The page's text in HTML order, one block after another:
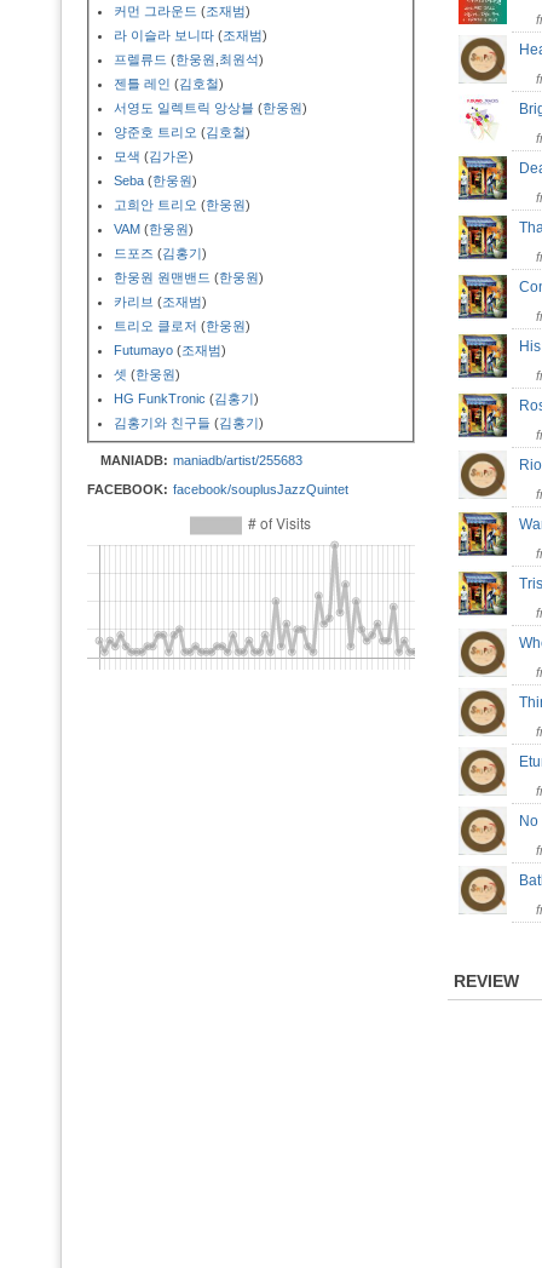
커먼 그라운드 (조재범)
라 이슬라 보니따 (조재범)
프렐류드 (한웅원 최원석)
젠틀 레인 (김호철)
서영도 일렉트릭 앙상블 (한웅원)
양준호 트리오 (김호철)
모색 (김가온)
Seba (한웅원)
고희안 트리오 (한웅원)
VAM (한웅원)
드포즈 (김홍기)
한웅원 원맨밴드 (한웅원)
카리브 (조재범)
트리오 클로저 (한웅원)
Futumayo (조재범)
셋 (한웅원)
HG FunkTronic (김홍기)
김홍기와 친구들 (김홍기)
MANIADB: maniadb/artist/255683
FACEBOOK: facebook/souplusJazzQuintet
REVIEW